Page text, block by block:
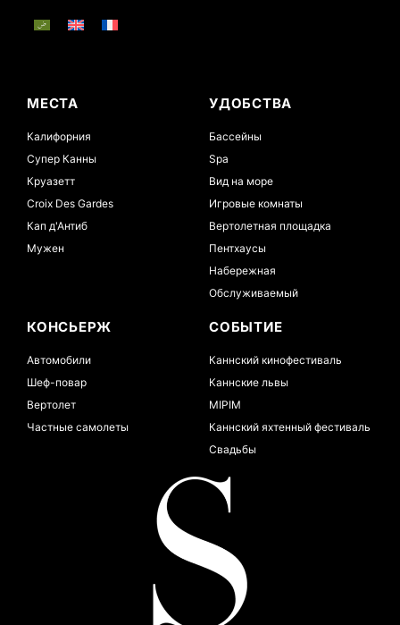
МЕСТА
Калифорния
Супер Канны
Круазетт
Croix Des Gardes
Кап д'Антиб
Мужен
УДОБСТВА
Бассейны
Spa
Вид на море
Игровые комнаты
Вертолетная площадка
Пентхаусы
Набережная
Обслуживаемый
КОНСЬЕРЖ
Автомобили
Шеф-повар
Вертолет
Частные самолеты
СОБЫТИЕ
Каннский кинофестиваль
Каннские львы
MIPIM
Каннский яхтенный фестиваль
Свадьбы